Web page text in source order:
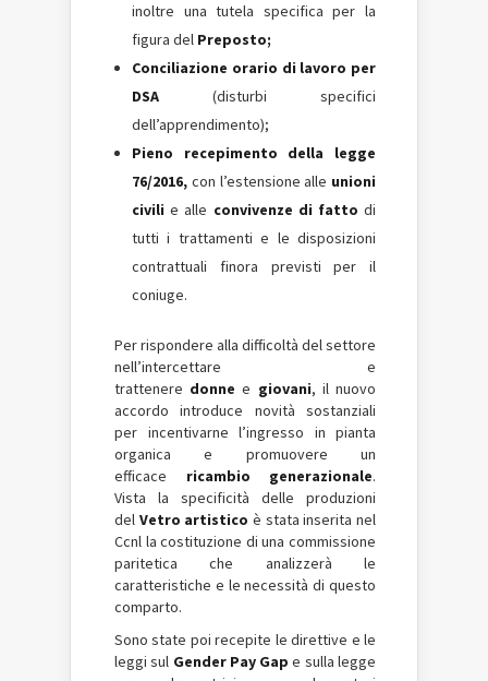
inoltre una tutela specifica per la
figura del Preposto;
Conciliazione orario di lavoro per
DSA (disturbi specifici
dell’apprendimento);
Pieno recepimento della legge
76/2016, con l’estensione alle unioni
civili e alle convivenze di fatto di
tutti i trattamenti e le disposizioni
contrattuali finora previsti per il
coniuge.
Per rispondere alla difficoltà del settore
nell’intercettare e
trattenere donne e giovani, il nuovo
accordo introduce novità sostanziali
per incentivarne l’ingresso in pianta
organica e promuovere un
efficace ricambio generazionale.
Vista la specificità delle produzioni
del Vetro artistico è stata inserita nel
Ccnl la costituzione di una commissione
paritetica che analizzerà le
caratteristiche e le necessità di questo
comparto.
Sono state poi recepite le direttive e le
leggi sul Gender Pay Gap e sulla legge